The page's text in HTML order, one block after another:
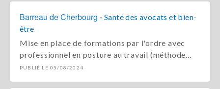
Barreau de Cherbourg - Santé des avocats et bien-
être
Mise en place de formations par l'ordre avec
professionnel en posture au travail (méthode…
PUBLIÉ LE 05/08/2024